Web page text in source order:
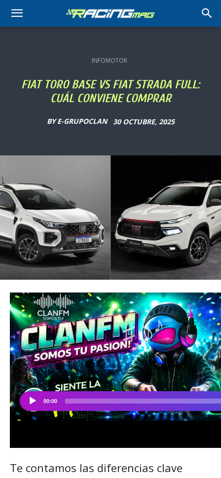
RACING
INFOMOTOR
FIAT TORO BASE VS FIAT STRADA FULL:
CUÁL CONVIENE COMPRAR
BY E-GRUPOCLAN 30 OCTUBRE, 2025
Te contamos las diferencias clave